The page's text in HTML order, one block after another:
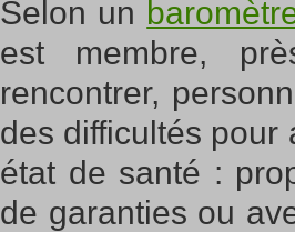
Selon un
est membre,
rencontrer,
des difficultés pour
état de santé :
de garanties ou